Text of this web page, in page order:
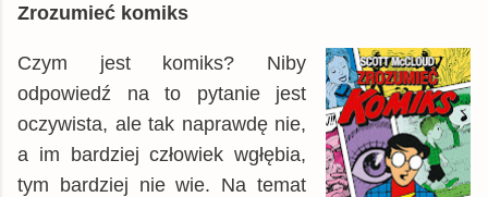
Allegro
książka
© BUY.BOX
Zrozumieć komiks
Czym jest komiks? Niby
odpowiedź na to pytanie jest
oczywista, ale tak naprawdę nie,
a im bardziej człowiek wgłębia,
tym bardziej nie wie. Na temat